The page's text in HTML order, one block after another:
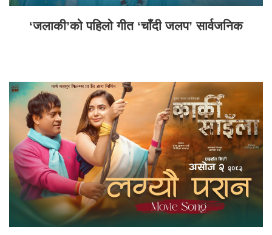
‘जलाकी’को पहिलो गीत ‘चाँदी जलप’ सार्वजनिक